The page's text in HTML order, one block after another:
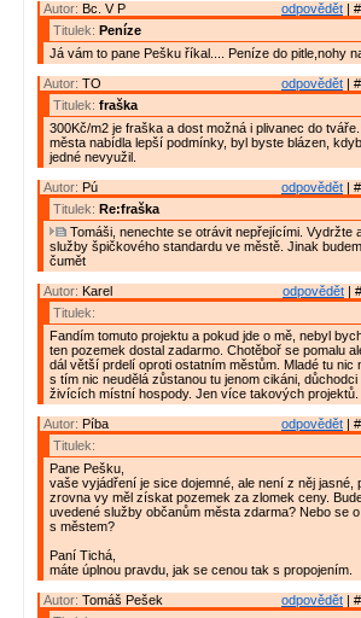
odpovědět |
Autor: Bc. V P
Titulek: Peníze
Já vám to pane Pešku říkal.... Peníze do pitle,nohy
odpovědět |
Autor: TO
Titulek: fraška
300Kč/m2 je fraška a dost možná i plivanec do
města nabídla lepší podmínky, byl byste blázen,
jedné nevyužil.
odpovědět |
Autor: Pú
Titulek: Re:fraška
Tomáši, nenechte se otrávit nepřejícími. Vydržte
služby špičkového standardu ve městě. Jinak
čumět
odpovědět |
Autor: Karel
Titulek:
Fandím tomuto projektu a pokud jde o mě, nebyl
ten pozemek dostal zadarmo. Chotěboř se pomalu
dál větší prdelí oproti ostatním městům. Mladé tu nic
s tím nic neudělá zůstanou tu jenom cikáni,
živících místní hospody. Jen více takových projektů.
odpovědět |
Autor: Píba
Titulek:
Pane Pešku,
vaše vyjádření je sice dojemné, ale není z něj jasné,
zrovna vy měl získat pozemek za zlomek ceny.
uvedené služby občanům města zdarma? Nebo se
s městem?
Paní Tichá,
máte úplnou pravdu, jak se cenou tak s propojením.
odpovědět |
Autor: Tomáš Pešek